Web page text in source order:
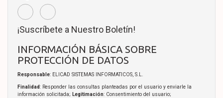
¡Suscríbete a Nuestro Boletín!
INFORMACIÓN BÁSICA SOBRE
PROTECCIÓN DE DATOS
Responsable: ELICAD SISTEMAS INFORMATICOS, S.L.
Finalidad: Responder las consultas planteadas por el usuario y enviarle la
información solicitada; Legitimación: Consentimiento del usuario;